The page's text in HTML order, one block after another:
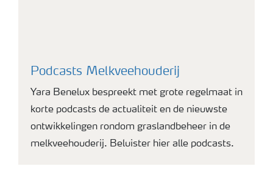
Podcasts Melkveehouderij
Yara Benelux bespreekt met grote regelmaat in
korte podcasts de actualiteit en de nieuwste
ontwikkelingen rondom graslandbeheer in de
melkveehouderij. Beluister hier alle podcasts.